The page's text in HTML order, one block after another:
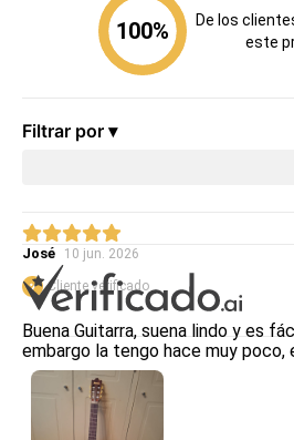
100%
De los
este
Filtrar por ▾
José 10 jun. 2026
Cliente verificado
Buena Guitarra, suena lindo y es
embargo la tengo hace muy poco,